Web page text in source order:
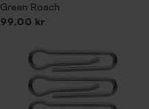
Green Roach
Pris
99,00 kr